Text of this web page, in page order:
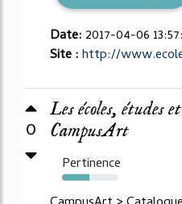
Date: 2017-04-06
Site :http://
0
Les écoles, études
CampusArt
Pertinence
48%